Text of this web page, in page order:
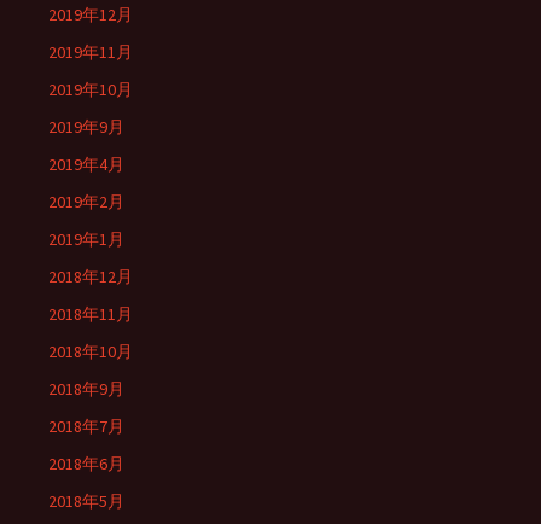
2019年12月
2019年11月
2019年10月
2019年9月
2019年4月
2019年2月
2019年1月
2018年12月
2018年11月
2018年10月
2018年9月
2018年7月
2018年6月
2018年5月